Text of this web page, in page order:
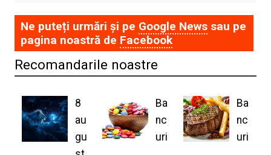
Ne puteți urmări și pe Google Newssau pe
pagina noastră de Facebook
Recomandarile noastre
8
au
gu
Ba
nc
uri
Ba
nc
uri